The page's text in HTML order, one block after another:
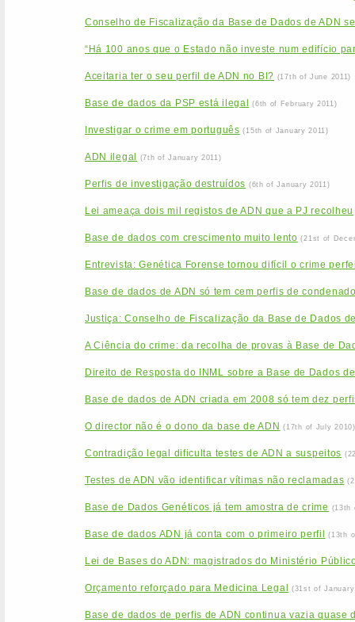
Conselho de Fiscalização da Base de Dados de ADN
“Há 100 anos que o Estado não investe num edifício
Aceitaria ter o seu perfil de ADN no BI? (17th of June 2011)
Base de dados da PSP está ilegal (6th of February 2011)
Investigar o crime em português (15th of January 2011)
ADN ilegal (7th of January 2011)
Perfis de investigação destruídos (6th of January 2011)
Lei ameaça dois mil registos de ADN que a PJ recolheu
Base de dados com crescimento muito lento (21st of
Entrevista: Genética Forense tornou difícil o crime
Base de dados de ADN só tem cem perfis de
Justiça: Conselho de Fiscalização da Base de Dados
A Ciência do crime: da recolha de provas à Base de
Direito de Resposta do INML sobre a Base de Dados
Base de dados de ADN criada em 2008 só tem dez
O director não é o dono da base de ADN (17th of July 2010)
Contradição legal dificulta testes de ADN a suspeitos
Testes de ADN vão identificar vítimas não reclamadas
Base de Dados Genéticos já tem amostra de crime (13th
Base de dados ADN já conta com o primeiro perfil (13th
Lei de Bases do ADN: magistrados do Ministério
Orçamento reforçado para Medicina Legal (31st of
Base de dados de perfis de ADN continua vazia quase